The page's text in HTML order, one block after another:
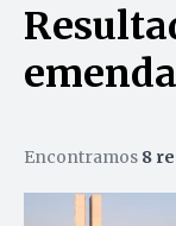
Encontramos 8